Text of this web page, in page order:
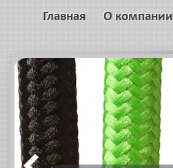
Главная О компании